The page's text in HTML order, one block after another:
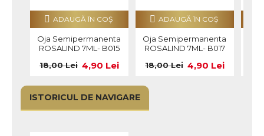
Oja Semipermanenta
ROSALIND 7ML- B015
4,90 Lei
18,00 Lei
ADAUGĂ ÎN COŞ
Oja Semipermanenta
ROSALIND 7ML- B017
4,90 Lei
18,00 Lei
ADAUGĂ ÎN COŞ
ISTORICUL DE NAVIGARE